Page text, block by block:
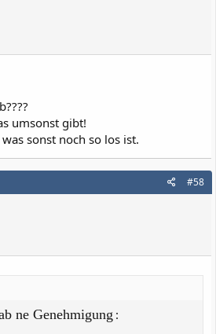
umsonst gibt!
sonst noch so los ist.
#58
ne Genehmigung :